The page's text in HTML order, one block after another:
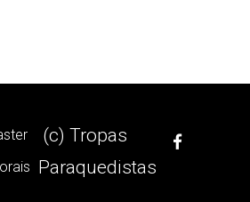
(c) Tropas
Paraquedistas